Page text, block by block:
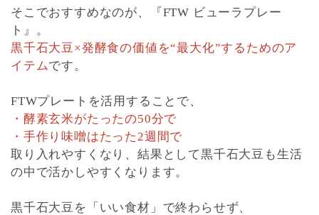
そこでおすすめなのが、『FTW ビューラプレー
ト』。
黒千石大豆×発酵食の価値を“最大化”するためのア
イテムです。
FTWプレートを活用することで、
・酵素玄米がたったの50分で
・手作り味噌はたった2週間で
取り入れやすくなり、結果として黒千石大豆も生活
の中で活かしやすくなります。
黒千石大豆を「いい食材」で終わらせず、